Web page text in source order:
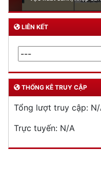
LIÊN KẾT
THỐNG KÊ TRUY CẬP
Tổng lượt truy cập:
Trực tuyến: N/A